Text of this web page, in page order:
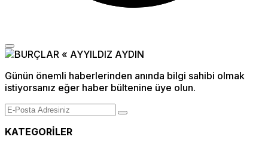
Günün önemli haberlerinden anında bilgi sahibi olmak
istiyorsanız eğer haber bültenine üye olun.
KATEGORİLER